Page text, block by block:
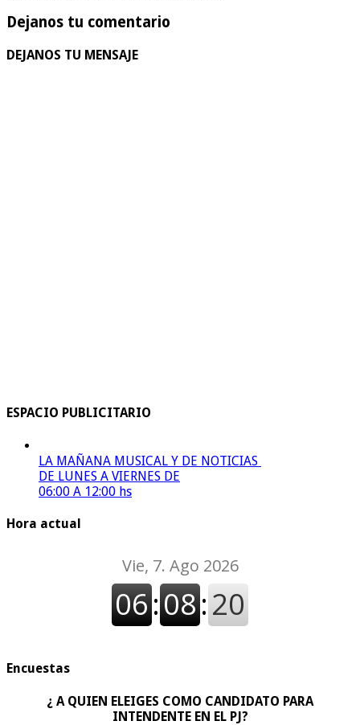
Dejanos tu comentario
DEJANOS TU MENSAJE
ESPACIO PUBLICITARIO
LA MAÑANA MUSICAL Y DE NOTICIAS
DE LUNES A VIERNES DE
06:00 A 12:00 hs
Hora actual
Encuestas
¿ A QUIEN ELEIGES COMO CANDIDATO PARA
INTENDENTE EN EL PJ?